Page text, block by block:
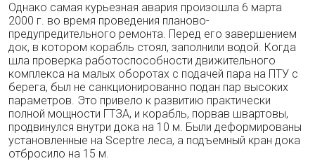
Однако самая курьезная авария произош­ла 6 марта
2000 г. во время проведения пла­ново-
предупредительного ремонта. Перед его завершением
док, в котором корабль стоял, заполнили водой. Когда
шла проверка рабо­тоспособности движительного
комплекса на малых оборотах с подачей пара на ПТУ с
бе­рега, был не санкционированно подан пар вы­соких
параметров. Это привело к развитию практически
полной мощности ГТЗА, и ко­рабль, порвав швартовы,
продвинулся внут­ри дока на 10 м. Были деформированы
уста­новленные на Sceptre леса, а подъемный кран дока
отбросило на 15 м.